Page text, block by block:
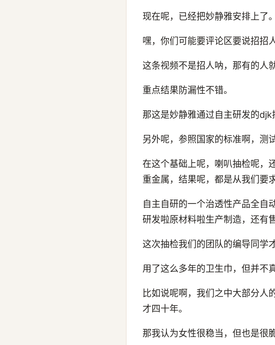
现在呢，已经把妙静雅安排上了。
嘿，你们可能要评论区要说招招
这条视频不是招人呐，那有的人
重点结果防漏性不错。
那这是妙静雅通过自主研发的djk
另外呢，参照国家的标准啊，测
在这个基础上呢，喇叭抽检呢，
重金属，结果呢，都是从我们要
自主自研的一个治透性产品全自
研发啦原材料啦生产制造，还有
这次抽检我们的团队的编导同学
用了这么多年的卫生巾，但并不
比如说呢啊，我们之中大部分人
才四十年。
那我认为女性很稳当，但也是很